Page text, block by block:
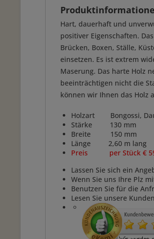
Hart, dauerhaft und
positiver Eigenschaften.
Brücken, Boxen, Ställe,
einsetzen. Es ist extrem
Maserung. Das harte Holz
beeinträchtigen nicht die
können wir Ihnen das Holz
Holzart Bongossi,
Stärke 130 mm
Breite 150 mm
Länge 2,60 m lang
Preis per Stück €
Lassen Sie sich ein
Wenn Sie uns Ihre Plz
Benutzen Sie für die
Lesen Sie unsere